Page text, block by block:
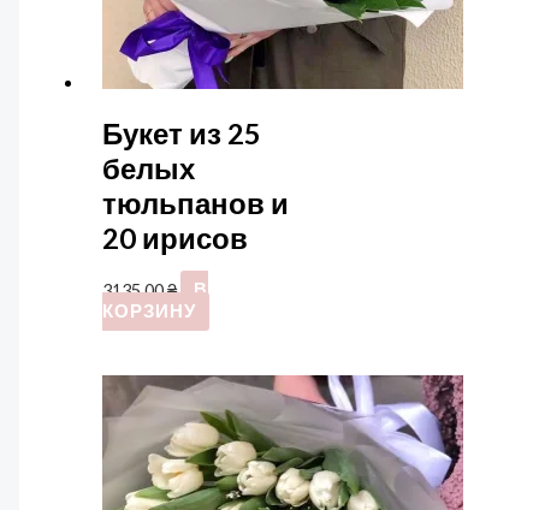
Букет из 25
белых
тюльпанов и
20 ирисов
3135,00₴
В
КОРЗИНУ